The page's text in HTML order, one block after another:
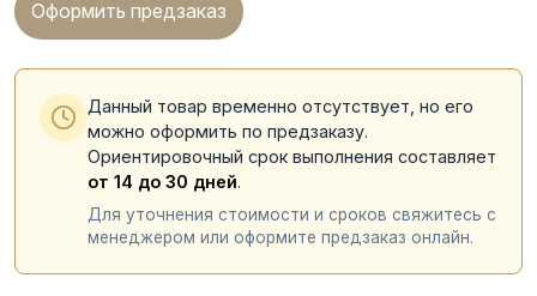
Оформить предзаказ
Данный товар временно отсутствует, но его
можно оформить по предзаказу.
Ориентировочный срок выполнения составляет
от 14 до 30 дней.
Для уточнения стоимости и сроков свяжитесь с
менеджером или оформите предзаказ онлайн.